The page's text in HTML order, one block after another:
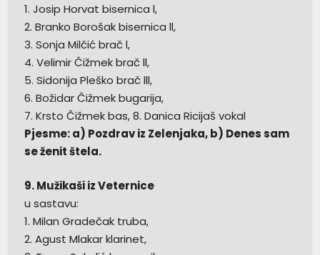
1. Josip Horvat bisernica l,
2. Branko Borošak bisernica ll,
3. Sonja Milčić brač l,
4. Velimir Čižmek brač ll,
5. Sidonija Pleško brač lll,
6. Božidar Čižmek bugarija,
7. Krsto Čižmek bas, 8. Danica Ricijaš vokal
Pjesme: a) Pozdrav iz Zelenjaka, b) Denes sam
se ženit štela.
9. Mužikaši iz Veternice
u sastavu:
1. Milan Gradečak truba,
2. Agust Mlakar klarinet,